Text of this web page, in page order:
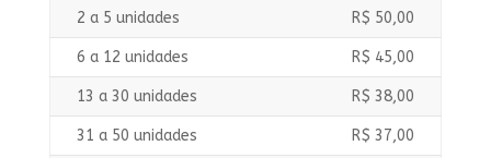
2 a 5 unidades R$ 50,00
6 a 12 unidades R$ 45,00
13 a 30 unidades R$ 38,00
31 a 50 unidades R$ 37,00